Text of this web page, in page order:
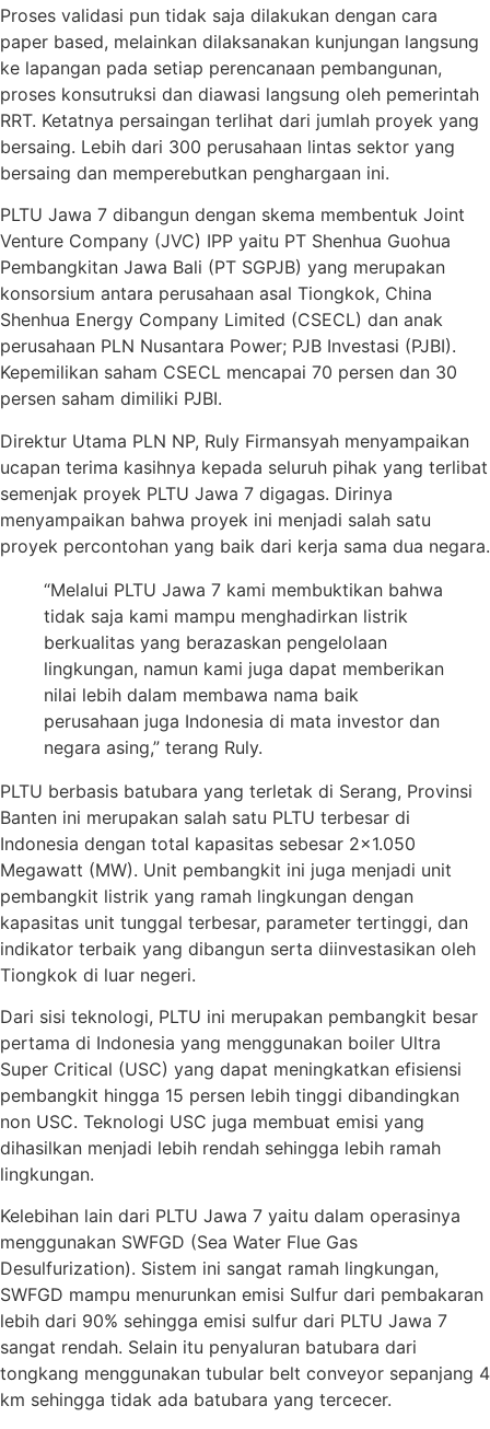
Proses validasi pun tidak saja dilakukan dengan cara
paper based, melainkan dilaksanakan kunjungan langsung
ke lapangan pada setiap perencanaan pembangunan,
proses konsutruksi dan diawasi langsung oleh pemerintah
RRT. Ketatnya persaingan terlihat dari jumlah proyek yang
bersaing. Lebih dari 300 perusahaan lintas sektor yang
bersaing dan memperebutkan penghargaan ini.
PLTU Jawa 7 dibangun dengan skema membentuk Joint
Venture Company (JVC) IPP yaitu PT Shenhua Guohua
Pembangkitan Jawa Bali (PT SGPJB) yang merupakan
konsorsium antara perusahaan asal Tiongkok, China
Shenhua Energy Company Limited (CSECL) dan anak
perusahaan PLN Nusantara Power; PJB Investasi (PJBI).
Kepemilikan saham CSECL mencapai 70 persen dan 30
persen saham dimiliki PJBI.
Direktur Utama PLN NP, Ruly Firmansyah menyampaikan
ucapan terima kasihnya kepada seluruh pihak yang terlibat
semenjak proyek PLTU Jawa 7 digagas. Dirinya
menyampaikan bahwa proyek ini menjadi salah satu
proyek percontohan yang baik dari kerja sama dua negara.
“Melalui PLTU Jawa 7 kami membuktikan bahwa
tidak saja kami mampu menghadirkan listrik
berkualitas yang berazaskan pengelolaan
lingkungan, namun kami juga dapat memberikan
nilai lebih dalam membawa nama baik
perusahaan juga Indonesia di mata investor dan
negara asing,” terang Ruly.
PLTU berbasis batubara yang terletak di Serang, Provinsi
Banten ini merupakan salah satu PLTU terbesar di
Indonesia dengan total kapasitas sebesar 2×1.050
Megawatt (MW). Unit pembangkit ini juga menjadi unit
pembangkit listrik yang ramah lingkungan dengan
kapasitas unit tunggal terbesar, parameter tertinggi, dan
indikator terbaik yang dibangun serta diinvestasikan oleh
Tiongkok di luar negeri.
Dari sisi teknologi, PLTU ini merupakan pembangkit besar
pertama di Indonesia yang menggunakan boiler Ultra
Super Critical (USC) yang dapat meningkatkan efisiensi
pembangkit hingga 15 persen lebih tinggi dibandingkan
non USC. Teknologi USC juga membuat emisi yang
dihasilkan menjadi lebih rendah sehingga lebih ramah
lingkungan.
Kelebihan lain dari PLTU Jawa 7 yaitu dalam operasinya
menggunakan SWFGD (Sea Water Flue Gas
Desulfurization). Sistem ini sangat ramah lingkungan,
SWFGD mampu menurunkan emisi Sulfur dari pembakaran
lebih dari 90% sehingga emisi sulfur dari PLTU Jawa 7
sangat rendah. Selain itu penyaluran batubara dari
tongkang menggunakan tubular belt conveyor sepanjang 4
km sehingga tidak ada batubara yang tercecer.